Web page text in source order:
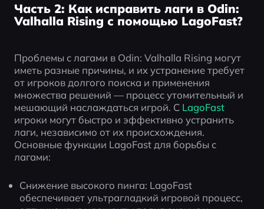
Часть 2: Как исправить лаги в Odin:
Valhalla Rising с помощью LagoFast?
Проблемы с лагами в Odin: Valhalla Rising могут
иметь разные причины, и их устранение требует
от игроков долгого поиска и применения
множества решений — процесс утомительный и
мешающий наслаждаться игрой. С LagoFast
игроки могут быстро и эффективно устранить
лаги, независимо от их происхождения.
Основные функции LagoFast для борьбы с
лагами:
Снижение высокого пинга: LagoFast
обеспечивает ультрагладкий игровой процесс,